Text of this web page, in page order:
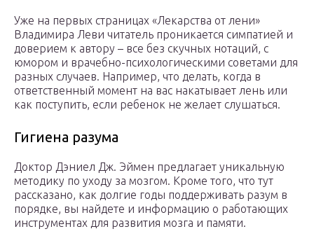
Уже на первых страницах «Лекарства от лени»
Владимира Леви читатель проникается симпатией и
доверием к автору – все без скучных нотаций, с
юмором и врачебно-психологическими советами для
разных случаев. Например, что делать, когда в
ответственный момент на вас накатывает лень или
как поступить, если ребенок не желает слушаться.
Гигиена разума
Доктор Дэниел Дж. Эймен предлагает уникальную
методику по уходу за мозгом. Кроме того, что тут
рассказано, как долгие годы поддерживать разум в
порядке, вы найдете и информацию о работающих
инструментах для развития мозга и памяти.